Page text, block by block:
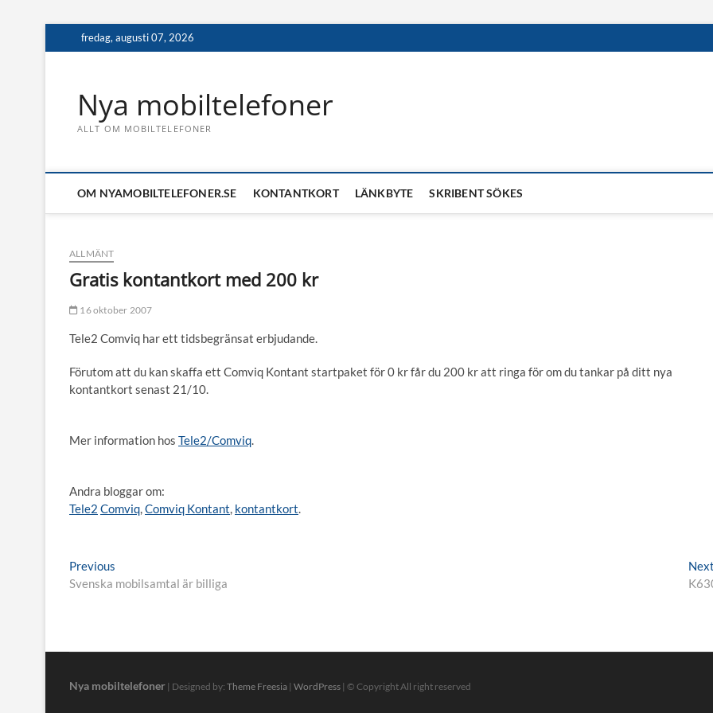
to
fredag, augusti 07, 2026
Nya mobiltelefoner
ALLT OM MOBILTELEFONER
OM NYAMOBILTELEFONER.SE KONTANTKORT LÄNKBYTE SKRIBENT SÖKES
ALLMÄNT
Gratis kontantkort med 200 kr
16 oktober 2007
Tele2 Comviq har ett tidsbegränsat erbjudande.
Förutom att du kan skaffa ett Comviq Kontant startpaket för 0 kr får du 200 kr att ringa för om du tankar på ditt nya
kontantkort senast 21/10.
Mer information hos Tele2/Comviq.
Andra bloggar om:
Tele2 Comviq,Comviq Kontant, kontantkort.
Inläggsnavigering
Previous
post:
Svenska mobilsamtal är billiga
Next
Nya mobiltelefoner | Designed by: Theme Freesia | WordPress | © Copyright All right reserved